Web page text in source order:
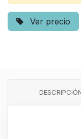
Ver precio